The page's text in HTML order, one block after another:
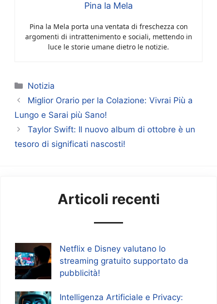
Pina la Mela
Pina la Mela porta una ventata di freschezza con
argomenti di intrattenimento e sociali, mettendo in
luce le storie umane dietro le notizie.
Categorie
Notizia
Miglior Orario per la Colazione: Vivrai Più a
Lungo e Sarai più Sano!
Taylor Swift: Il nuovo album di ottobre è un
tesoro di significati nascosti!
Articoli recenti
Netflix e Disney valutano lo
streaming gratuito supportato da
pubblicità!
Intelligenza Artificiale e Privacy: